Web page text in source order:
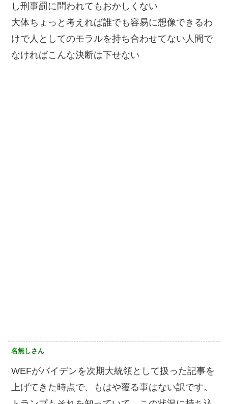
し刑事罰に問われてもおかしくない
大体ちょっと考えれば誰でも容易に想像できるわ
けで人としてのモラルを持ち合わせてない人間で
なければこんな決断は下せない
名無しさん
WEFがバイデンを次期大統領として扱った記事を
上げてきた時点で、もはや覆る事はない訳です。